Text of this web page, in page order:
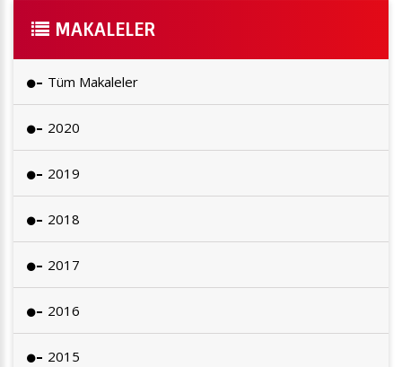
MAKALELER
Tüm Makaleler
2020
2019
2018
2017
2016
2015